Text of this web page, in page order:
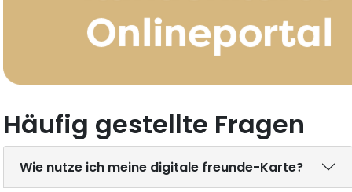
Häufig gestellte Fragen
Wie nutze ich meine digitale freunde-Karte?